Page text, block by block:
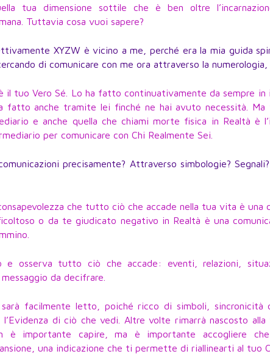
tua dimensione sottile che è ben oltre
Tuttavia cosa vuoi sapere?
XYZW è vicino a me, perché era la mia guida
di comunicare con me ora attraverso la numerologia,
il tuo Vero Sé. Lo ha fatto continuativamente da sempre
fatto anche tramite lei finché ne hai avuto necessità. Ma
e anche quella che chiami morte fisica in Realtà è
per comunicare con Chi Realmente Sei.
precisamente? Attraverso simbologie?
che tutto ciò che accade nella tua vita è una
o da te giudicato negativo in Realtà è una
e osserva tutto ciò che accade: eventi, relazioni,
da decifrare.
facilmente letto, poiché ricco di simboli, sincronicità
di ciò che vedi. Altre volte rimarrà nascosto alla
è importante capire, ma è importante accogliere
una indicazione che ti permette di riallinearti al tuo